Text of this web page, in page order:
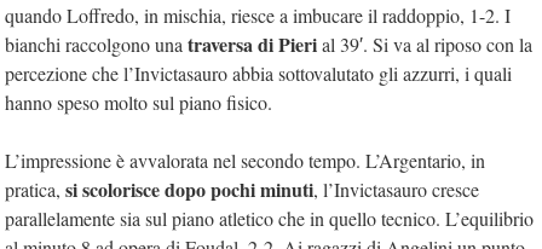
quando Loffredo, in mischia, riesce a imbucare il raddoppio, 1-2. I
bianchi raccolgono una traversa di Pierial 39′. Si va al riposo con la
percezione che l’Invictasauro abbia sottovalutato gli azzurri, i quali
hanno speso molto sul piano fisico.
L’impressione è avvalorata nel secondo tempo. L’Argentario, in
pratica, si scolorisce dopo pochi minuti, l’Invictasauro cresce
parallelamente sia sul piano atletico che in quello tecnico. L’equilibrio